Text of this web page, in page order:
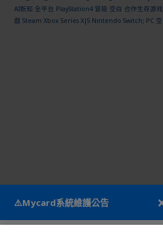
AI新知 全平台 PlayStation4 冒險 空白 合作生存游戏
戲 Steam Xbox Series X|S Nintendo Switch; PC
⚠️Mycard系統維護公告
關於PLANET9